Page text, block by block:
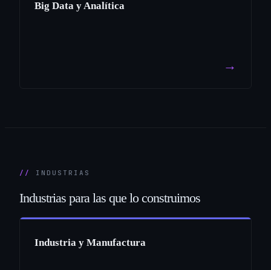
Big Data y Analítica
→
INDUSTRIAS
Industrias para las que lo construimos
Industria y Manufactura